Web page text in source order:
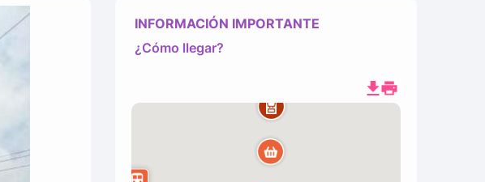
INFORMACIÓN IMPORTANTE
¿Cómo llegar?